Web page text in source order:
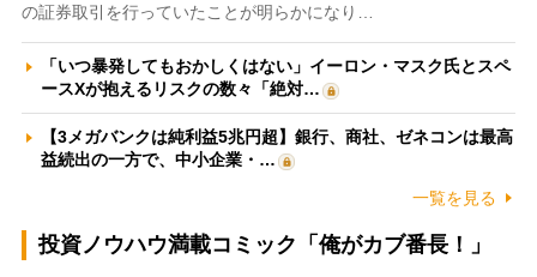
の証券取引を行っていたことが明らかになり…
「いつ暴発してもおかしくはない」イーロン・マスク氏とスペ
ースXが抱えるリスクの数々「絶対…
【3メガバンクは純利益5兆円超】銀行、商社、ゼネコンは最高
益続出の一方で、中小企業・…
一覧を見る
投資ノウハウ満載コミック「俺がカブ番長！」